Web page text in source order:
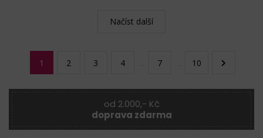
Načíst další
1 2 3 4 7 10
od 2.000,- Kč
doprava zdarma